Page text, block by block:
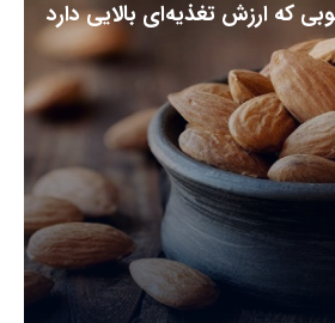
که ارزش تغذیه‌ای بالایی دارد